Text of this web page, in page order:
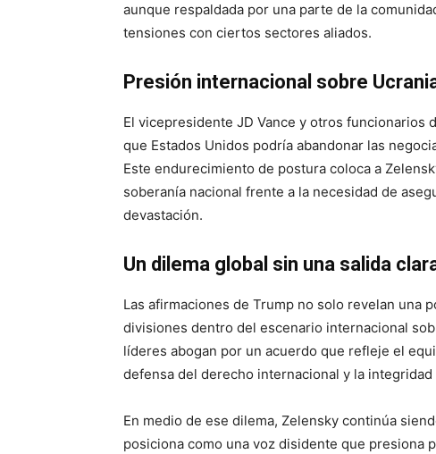
aunque respaldada por una parte de la
tensiones con ciertos sectores aliados.
Presión internacional sobre
El vicepresidente JD Vance y otros funcionarios
que Estados Unidos podría abandonar las
Este endurecimiento de postura coloca a
soberanía nacional frente a la necesidad de
devastación.
Un dilema global sin una salida
Las afirmaciones de Trump no solo revelan una
divisiones dentro del escenario internacional
líderes abogan por un acuerdo que refleje el
defensa del derecho internacional y la
En medio de ese dilema, Zelensky continúa
posiciona como una voz disidente que presiona